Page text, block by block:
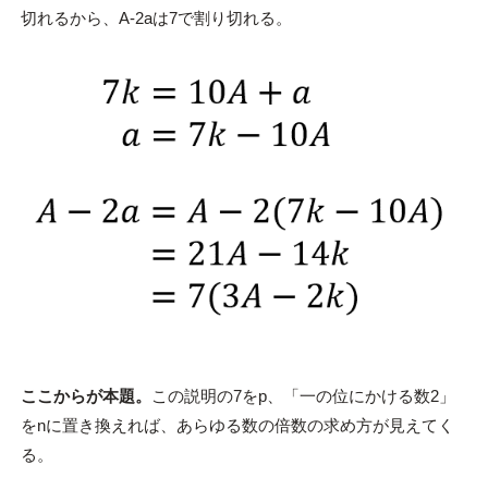
切れるから、A-2aは7で割り切れる。
ここからが本題。
この説明の7をp、「一の位にかける数2」
をnに置き換えれば、あらゆる数の倍数の求め方が見えてく
る。